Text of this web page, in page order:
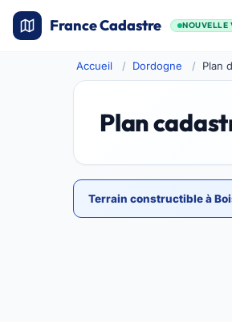
France Cadastre NOUVELLE
Accueil Dordogne Plan
Plan
Terrain constructible à